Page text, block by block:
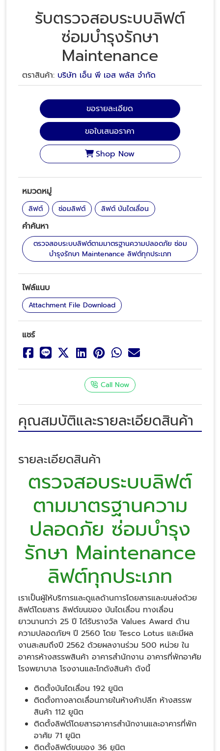
รับตรวจสอบระบบลิฟต์
ซ่อมบำรุงรักษา
Maintenance
ตราสินค้า: บริษัท เอ็น พี เอส พลัส จำกัด
ขอรายละเอียด
ขอใบเสนอราคา
Shop Now
หมวดหมู่
ลิฟต์ ซ่อมลิฟต์ ลิฟต์ บันไดเลื่อน
คำค้นหา
ตรวจสอบระบบลิฟต์ตามมาตรฐานความปลอดภัย ซ่อม
บำรุงรักษา Maintenance ลิฟต์ทุกประเภท
ไฟล์แนบ
Attachment File Download
แชร์
Call Now
คุณสมบัติและรายละเอียดสินค้า
รายละเอียดสินค้า
ตรวจสอบระบบลิฟต์
ตามมาตรฐานความ
ปลอดภัย ซ่อมบำรุง
รักษา Maintenance
ลิฟต์ทุกประเภท
เราเป็นผู้ให้บริการและดูแลด้านการโดยสารและขนส่งด้วย
ลิฟต์โดยสาร ลิฟต์ขนของ บันไดเลื่อน ทางเลื่อน
ยาวนานกว่า 25 ปี ได้รับรางวัล Values Award ด้าน
ความปลอดภัยฯ ปี 2560 โดย Tesco Lotus และมีผล
งานสะสมถึงปี 2562 ด้วยผลงานร่วม 500 หน่วย ใน
อาคารห้างสรรพสินค้า อาคารสำนักงาน อาคารที่พักอาศัย
โรงพยาบาล โรงงานและโกดังสินค้า ดังนี้
ติดตั้งบันไดเลื่อน 192 ยูนิต
ติดตั้งทางลาดเลื่อนภายในห้างค้าปลีก ห้างสรรพ
สินค้า 112 ยูนิต
ติดตั้งลิฟต์โดยสารอาคารสำนักงานและอาคารที่พัก
อาศัย 71 ยูนิต
ติดตั้งลิฟต์ขนของ 36 ยูนิต